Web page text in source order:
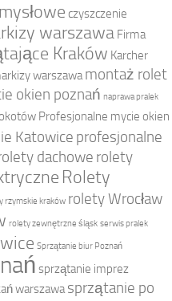
czyszczenie
warszawa Firma
Kraków Karcher
warszawa montaż rolet
okien poznań naprawa pralek
Profesjonalne mycie okien
Katowice profesjonalne
dachowe rolety
Rolety
rzymskie kraków rolety Wrocław
rolety zewnętrzne śląsk serwis pralek
Sprzątanie biur Poznań
sprzątanie imprez
warszawa sprzątanie po